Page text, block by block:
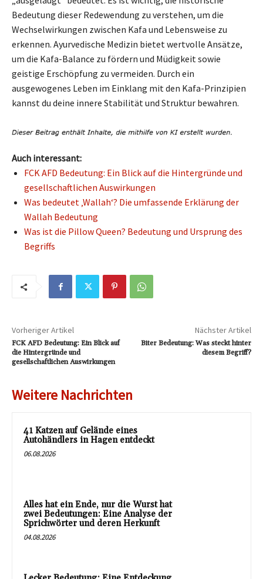
Bedeutung dieser Redewendung zu verstehen, um die
Wechselwirkungen zwischen Kafa und Lebensweise zu
erkennen. Ayurvedische Medizin bietet wertvolle Ansätze,
um die Kafa-Balance zu fördern und Müdigkeit sowie
geistige Erschöpfung zu vermeiden. Durch ein
ausgewogenes Leben im Einklang mit den Kafa-Prinzipien
kannst du deine innere Stabilität und Struktur bewahren.
Auch interessant:
FCK AFD Bedeutung: Ein Blick auf die Hintergründe und
gesellschaftlichen Auswirkungen
Was bedeutet ‚Wallah‘? Die umfassende Erklärung der
Wallah Bedeutung
Was ist die Pillow Queen? Bedeutung und Ursprung des
Begriffs
Vorheriger Artikel
FCK AFD Bedeutung: Ein Blick auf
die Hintergründe und
gesellschaftlichen Auswirkungen
Nächster Artikel
Biter Bedeutung: Was steckt hinter
diesem Begriff?
Weitere Nachrichten
41 Katzen auf Gelände eines
Autohändlers in Hagen entdeckt
06.08.2026
Alles hat ein Ende, nur die Wurst hat
zwei Bedeutungen: Eine Analyse der
Sprichwörter und deren Herkunft
04.08.2026